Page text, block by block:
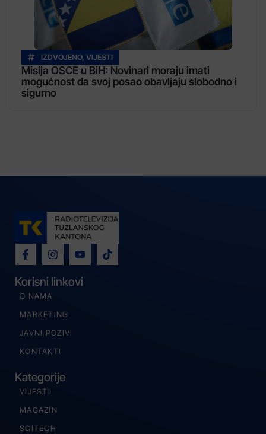
IZDVOJENO, VIJESTI
Misija OSCE u BiH: Novinari moraju imati
mogućnost da svoj posao obavljaju slobodno i
sigurno
Korisni linkovi
O NAMA
MARKETING
JAVNI POZIVI
KONTAKTI
Kategorije
VIJESTI
MAGAZIN
SCITECH